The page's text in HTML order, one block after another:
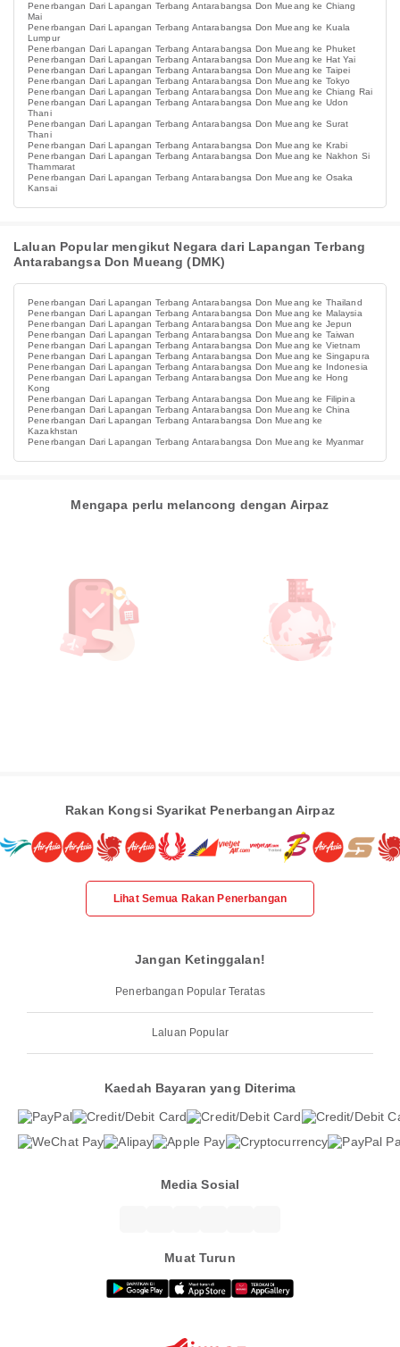
Penerbangan Dari Lapangan Terbang Antarabangsa Don Mueang ke Chiang
Mai
Penerbangan Dari Lapangan Terbang Antarabangsa Don Mueang ke Kuala
Lumpur
Penerbangan Dari Lapangan Terbang Antarabangsa Don Mueang ke Phuket
Penerbangan Dari Lapangan Terbang Antarabangsa Don Mueang ke Hat Yai
Penerbangan Dari Lapangan Terbang Antarabangsa Don Mueang ke Taipei
Penerbangan Dari Lapangan Terbang Antarabangsa Don Mueang ke Tokyo
Penerbangan Dari Lapangan Terbang Antarabangsa Don Mueang ke Chiang Rai
Penerbangan Dari Lapangan Terbang Antarabangsa Don Mueang ke Udon
Thani
Penerbangan Dari Lapangan Terbang Antarabangsa Don Mueang ke Surat
Thani
Penerbangan Dari Lapangan Terbang Antarabangsa Don Mueang ke Krabi
Penerbangan Dari Lapangan Terbang Antarabangsa Don Mueang ke Nakhon Si
Thammarat
Penerbangan Dari Lapangan Terbang Antarabangsa Don Mueang ke Osaka
Kansai
Laluan Popular mengikut Negara dari Lapangan Terbang
Antarabangsa Don Mueang (DMK)
Penerbangan Dari Lapangan Terbang Antarabangsa Don Mueang ke Thailand
Penerbangan Dari Lapangan Terbang Antarabangsa Don Mueang ke Malaysia
Penerbangan Dari Lapangan Terbang Antarabangsa Don Mueang ke Jepun
Penerbangan Dari Lapangan Terbang Antarabangsa Don Mueang ke Taiwan
Penerbangan Dari Lapangan Terbang Antarabangsa Don Mueang ke Vietnam
Penerbangan Dari Lapangan Terbang Antarabangsa Don Mueang ke Singapura
Penerbangan Dari Lapangan Terbang Antarabangsa Don Mueang ke Indonesia
Penerbangan Dari Lapangan Terbang Antarabangsa Don Mueang ke Hong
Kong
Penerbangan Dari Lapangan Terbang Antarabangsa Don Mueang ke Filipina
Penerbangan Dari Lapangan Terbang Antarabangsa Don Mueang ke China
Penerbangan Dari Lapangan Terbang Antarabangsa Don Mueang ke
Kazakhstan
Penerbangan Dari Lapangan Terbang Antarabangsa Don Mueang ke Myanmar
Mengapa perlu melancong dengan Airpaz
Rakan Kongsi Syarikat Penerbangan Airpaz
Lihat Semua Rakan Penerbangan
Jangan Ketinggalan!
Penerbangan Popular Teratas
Laluan Popular
Kaedah Bayaran yang Diterima
Media Sosial
Muat Turun